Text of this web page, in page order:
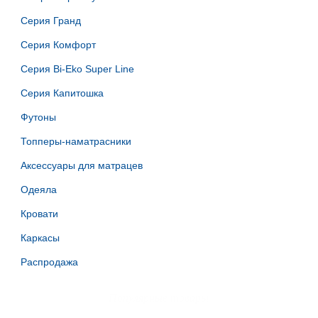
Серия Гранд
Серия Комфорт
Серия Bi-Eko Super Line
Серия Капитошка
Футоны
Топперы-наматрасники
Аксессуары для матрацев
Одеяла
Кровати
Каркасы
Распродажа